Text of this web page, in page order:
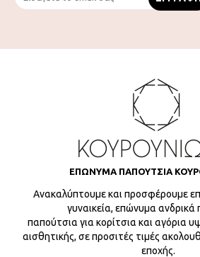
ΕΠΩΝΥΜΑ ΠΑΠΟΥΤΣΙΑ
Ανακαλύπτουμε και προσφέρουμε
γυναικεία, επώνυμα ανδρικά
παπούτσια για κορίτσια και αγόρια
αισθητικής, σε προσιτές τιμές
εποχής.